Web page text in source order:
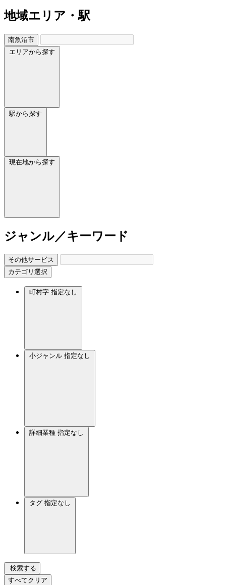
地域エリア・駅
南魚沼市
エリアから探す
駅から探す
現在地から探す
ジャンル／キーワード
その他サービス
カテゴリ選択
町村字 指定なし
小ジャンル 指定なし
詳細業種 指定なし
タグ 指定なし
検索する
すべてクリア